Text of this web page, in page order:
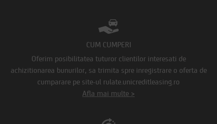
CUM CUMPERI
Oferim posibilitatea tuturor clientilor interesati de
achizitionarea bunurilor, sa trimita spre inregistrare o oferta de
cumparare pe site-ul rulate.unicreditleasing.ro
Afla mai multe >